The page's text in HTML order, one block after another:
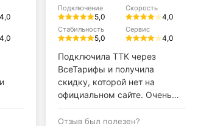
4,0
4,0
Подключение
5,0
Скорость
4,0
Стабильность
5,0
Сервис
4,0
Подключила ТТК через
ВсеТарифы и получила
скидку, которой нет на
официальном сайте. Очень
Отзыв был полезен?